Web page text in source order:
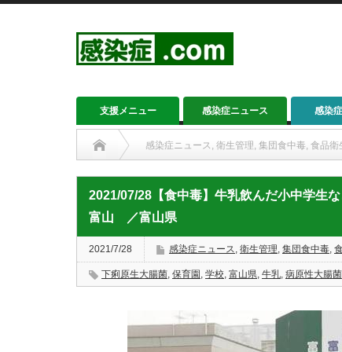
支援メニュー 感染症ニュース 感染
感染症ニュース, 衛生管理, 集団食中毒, 食品衛
2021/07/28【食中毒】牛乳飲んだ小中学生
富山 ／富山県
2021/7/28 感染症ニュース, 衛生管理, 集団食中毒,
下痢原生大腸菌, 保育園 , 学校, 富山県, 牛乳, 病原性大腸菌